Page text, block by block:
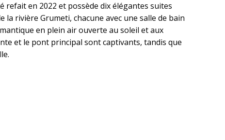
refait en 2022 et possède dix élégantes suites
la rivière Grumeti, chacune avec une salle de bain
en plein air ouverte au soleil et aux
et le pont principal sont captivants, tandis que